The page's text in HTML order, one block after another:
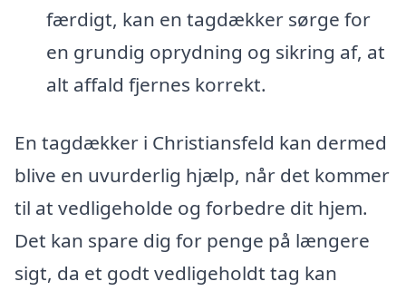
færdigt, kan en tagdækker sørge for
en grundig oprydning og sikring af, at
alt affald fjernes korrekt.
En tagdækker i Christiansfeld kan dermed
blive en uvurderlig hjælp, når det kommer
til at vedligeholde og forbedre dit hjem.
Det kan spare dig for penge på længere
sigt, da et godt vedligeholdt tag kan